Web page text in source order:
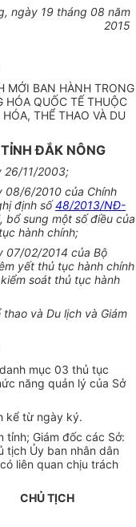
ngày19tháng 08 năm
2015
MỚI BAN HÀNH TRONG
QUỐC TẾ THUỘC
THỂ THAO VÀ DU
ĐẮK NÔNG
26/11/2003;
08/6/2010 của Chính
định số48/2013/NĐ-
bổ sung một số điều của
hành chính;
07/02/2014 của Bộ
yết thủ tục hành chính
ểm soát thủ tục hành
và Du lịch và Giám
mục 03 thủ tục
năng quản lý của Sở
kể từ ngày ký.
tỉnh; Giám đốc các Sở:
tịch Ủy ban nhân dân
liên quan chịu trách
CHỦ TỊCH